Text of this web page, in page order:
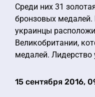
Среди них 31
бронзовых
украинцы
Великобритании,
медалей. Лидерство
15 сентября 2016,